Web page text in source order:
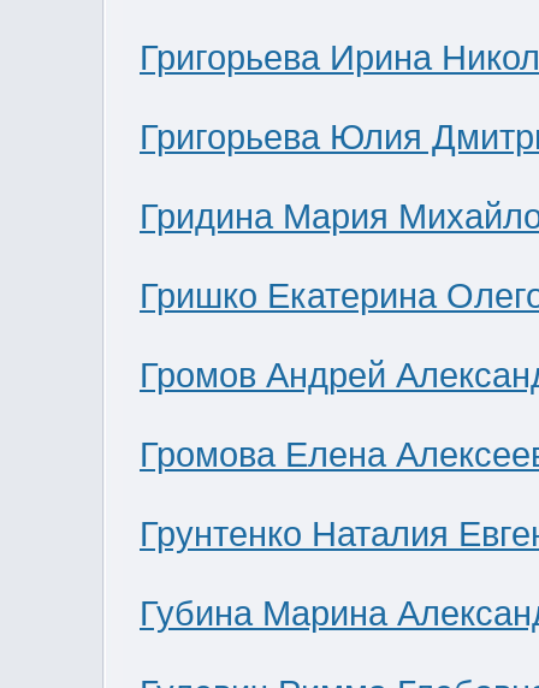
Григорьева Ирина
Григорьева Юлия
Гридина Мария
Гришко Екатерина
Громов Андрей
Громова Елена
Грунтенко Наталия
Губина Марина